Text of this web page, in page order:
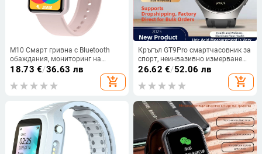
M10 Смарт гривна с Bluetooth
обаждания, мониторинг на
сърдечния ритъм, следене на
сензорен екран
18.73 €/36.63 лв
add_shopping_cart
Кръгъл GT9Pro смартчасовник за
спорт, неинвазивно измерване
на кръвна захар и кръвно
сърдечния ритъм, платежни
26.62 €/52.06 лв
add_shopping_cart